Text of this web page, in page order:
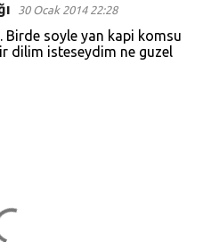
30 Ocak 2014 22:28
Birde soyle yan kapi komsu
dilim isteseydim ne guzel